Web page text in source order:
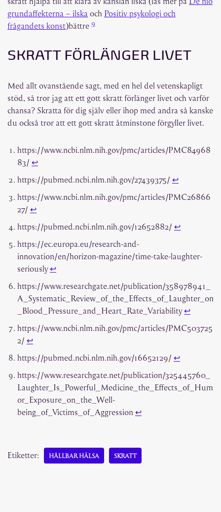
grundaffekterna – ilska och Positiv psykologi och
frågandets konst)bättre 9
SKRATT FÖRLÄNGER LIVET
Med allt ovanstående sagt, med en hel del vetenskapligt
stöd, så tror jag att ett gott skratt förlänger livet och varför
chansa? Skratta för dig själv eller ihop med andra så kanske
du också tror att ett gott skratt åtminstone förgyller livet.
https://www.ncbi.nlm.nih.gov/pmc/articles/PMC84968
83/ ↩︎
https://pubmed.ncbi.nlm.nih.gov/27439375/ ↩︎
https://www.ncbi.nlm.nih.gov/pmc/articles/PMC26866
27/ ↩︎
https://pubmed.ncbi.nlm.nih.gov/12652882/ ↩︎
https://ec.europa.eu/research-and-
innovation/en/horizon-magazine/time-take-laughter-
seriously↩︎
https://www.researchgate.net/publication/358978941_
A_Systematic_Review_of_the_Effects_of_Laughter_on
_Blood_Pressure_and_Heart_Rate_Variability↩︎
https://www.ncbi.nlm.nih.gov/pmc/articles/PMC503725
2/ ↩︎
https://pubmed.ncbi.nlm.nih.gov/16652129/ ↩︎
https://www.researchgate.net/publication/325445760_
Laughter_Is_Powerful_Medicine_the_Effects_of_Hum
or_Exposure_on_the_Well-
being_of_Victims_of_Aggression ↩︎
Etiketter: HÅLLBAR HÄLSA SKRATT